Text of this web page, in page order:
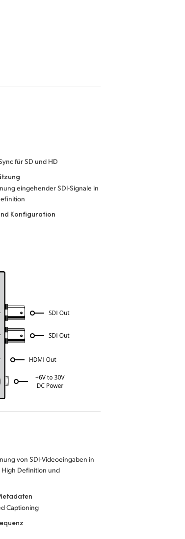
für SD und HD
eingehender SDI-Signale in
Konfiguration
von SDI-Videoeingaben in
Definition und
Captioning